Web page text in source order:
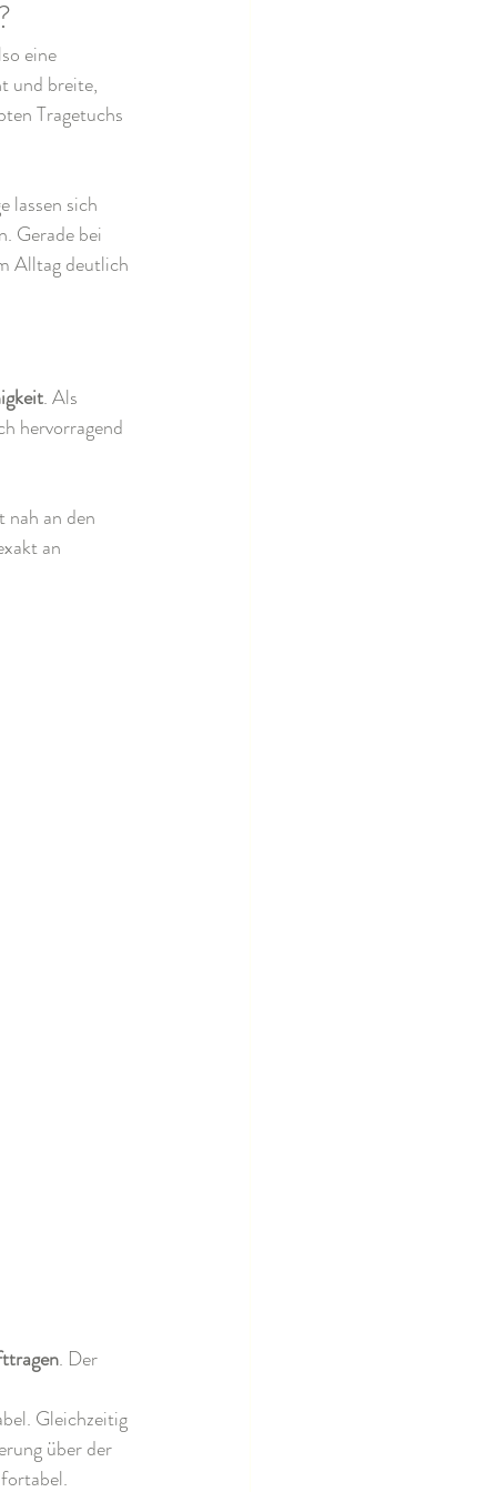
eine
und breite,
Tragetuchs
lassen sich
Gerade bei
Alltag deutlich
. Als
hervorragend
an den
an
. Der
Gleichzeitig
über der